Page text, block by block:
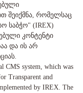
შეიქმნა, რომელსაც
საბჭო" (IREX)
კონტენტი
და ის არ
CMS system, which was
Transparent and
by IREX. The